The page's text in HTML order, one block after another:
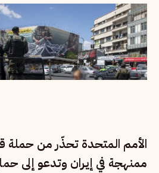
الأمم المتحدة تحذّر من حملة
ممنهجة في إيران وتدعو إلى